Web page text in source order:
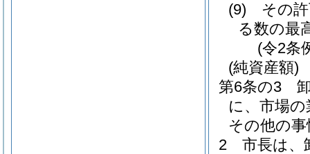
(9)
その
る数の最
(令2条
(純資産額)
第6条の3
に、市場
その他の
2
市長は、